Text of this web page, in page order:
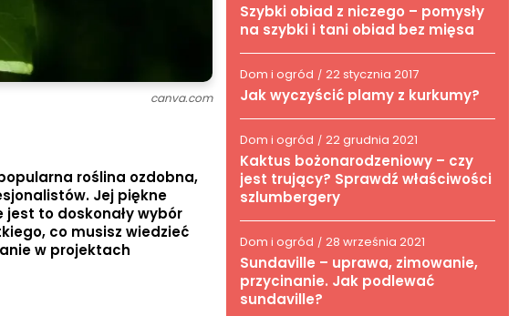
canva.com
roślina ozdobna,
Jej piękne
to doskonały wybór
co musisz wiedzieć
w projektach
Szybki obiad z niczego – pomysły
na szybki i tani obiad bez mięsa
Dom i ogród / 22 stycznia 2017
Jak wyczyścić plamy z kurkumy?
Dom i ogród / 22 grudnia 2021
Kaktus bożonarodzeniowy – czy
jest trujący? Sprawdź właściwości
szlumbergery
Dom i ogród / 28 września 2021
Sundaville – uprawa, zimowanie,
przycinanie. Jak podlewać
sundaville?